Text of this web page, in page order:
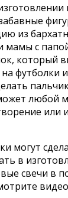
из
мамы с
который
футболки
любой
или
могут
в
свечи в